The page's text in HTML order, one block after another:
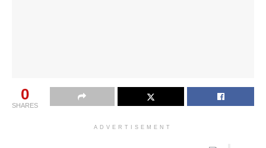
0
SHARES
ADVERTISEMENT